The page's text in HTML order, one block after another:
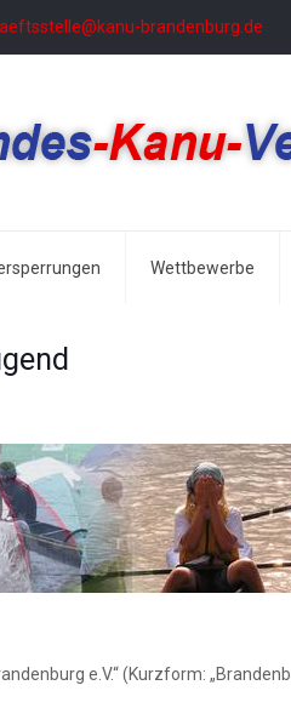
brandenburg.de
Wettbewerbe
e.V.“ (Kurzform: